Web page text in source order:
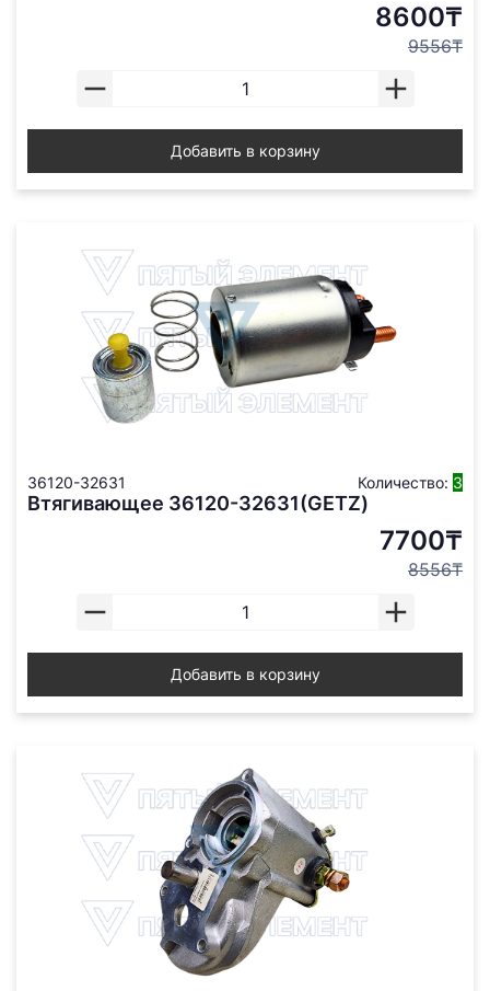
8600₸
9556₸
Добавить в корзину
36120-32631 Количество: 3
Втягивающее 36120-32631(GETZ)
7700₸
8556₸
Добавить в корзину